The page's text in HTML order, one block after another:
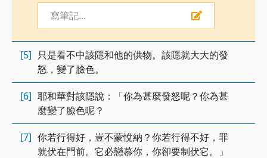
寫筆記...
[5] 只是看不中該隱和他的供物。該隱就大大的發
怒，變了臉色。
[6] 耶和華對該隱說：「你為甚麼發怒呢？你為甚
麼變了臉色呢？
[7] 你若行得好，豈不蒙悅納？你若行得不好，罪
就伏在門前。它必戀慕你，你卻要制伏它。」